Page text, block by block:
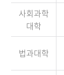
사회과학
대학
법과대학